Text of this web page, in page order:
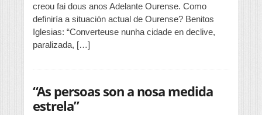
creou fai dous anos Adelante Ourense. Como
definiría a situación actual de Ourense? Benitos
Iglesias: “Converteuse nunha cidade en declive,
paralizada, […]
“As persoas son a nosa medida
estrela”